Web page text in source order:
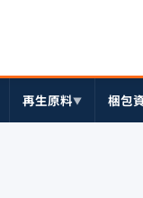
再生原料▼ 梱包